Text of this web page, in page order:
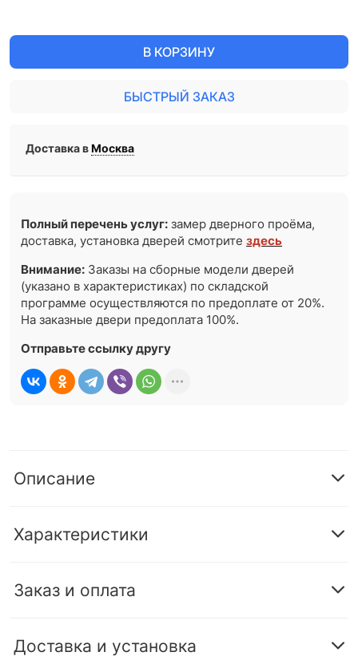
В КОРЗИНУ
БЫСТРЫЙ ЗАКАЗ
Доставка вМосква
Полный перечень услуг: замер дверного проёма,
доставка, установка дверей смотритездесь
Внимание: Заказы на сборные модели дверей
(указано в характеристиках) по складской
программе осуществляются по предоплате от 20%.
На заказные двери предоплата 100%.
Отправьте ссылку другу
Описание
Характеристики
Заказ и оплата
Доставка и установка